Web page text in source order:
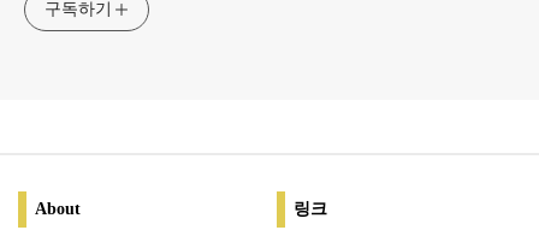
구독하기
About 링크